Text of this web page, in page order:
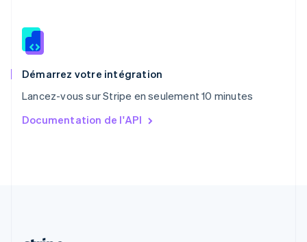
Démarrez votre intégration
Lancez-vous sur Stripe en seulement 10 minutes
Documentation de l'API
Roumanie
Royaume-Uni
English
English简体中文
English